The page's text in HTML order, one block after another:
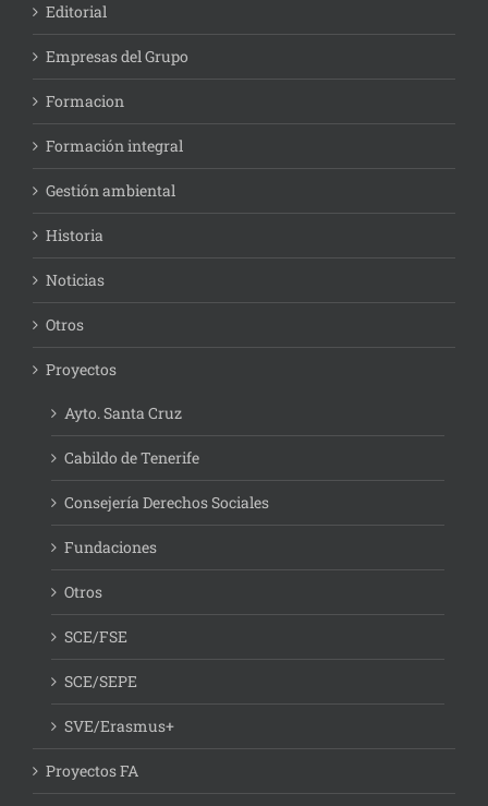
Editorial
Empresas del Grupo
Formacion
Formación integral
Gestión ambiental
Historia
Noticias
Otros
Proyectos
Ayto. Santa Cruz
Cabildo de Tenerife
Consejería Derechos Sociales
Fundaciones
Otros
SCE/FSE
SCE/SEPE
SVE/Erasmus+
Proyectos FA